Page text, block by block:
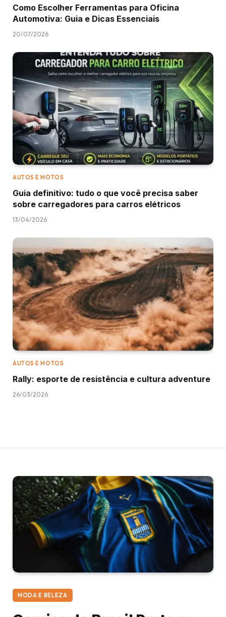
Como Escolher Ferramentas para Oficina
Automotiva: Guia e Dicas Essenciais
20/07/2026
AUTOS E MOTOS
Guia definitivo: tudo o que você precisa saber
sobre carregadores para carros elétricos
13/04/2026
AUTOS E MOTOS
Rally: esporte de resistência e cultura adventure
26/03/2026
MODA E BELEZA